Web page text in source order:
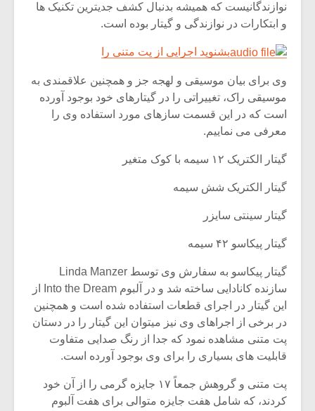
نوازندگانیست که همیشه بدنبال کشف جدیترین تکنیک ها
و ابتکارات در نوازندگی و گیتار بوده است.
بشنوید اجرایی از پت متنی را
وی برای بیان موسیقی و لهجه جز و همچنین علاقمندی به
موسیقی راک، تغییراتی را در گیتارهای خود بوجود آورده
است که در این قسمت سازهای مورد استفاده وی را
معرفی می نماییم.
گیتار الکتریک ۱۲ سیمه با کوک متغیر
گیتار الکتریک شش سیمه
گیتار سینتی سایزر
گیتار پیکاسو ۴۲ سیمه
گیتار پیکاسو به سفارش وی توسط Linda Manzer
سازنده کانادایی ساخته شد و در آلبوم Into the Dream از
این گیتار در اجرای قطعات استفاده شده است و همچنین
در برخی از اجراهای وی نیز میتوان این گیتار را در دستان
پت متنی مشاهده نمود که جدا از رنگ صدایی متفاوت
قابلیت های بسیاری را برای وی بوجود آورده است.
پت متنی و گروهش جمعاً ۱۷ جایزه گرمی را از آن خود
کردند، که شامل هفت جایزه متوالی برای هفت آلبوم